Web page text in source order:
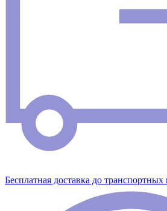
Бесплатная доставка до